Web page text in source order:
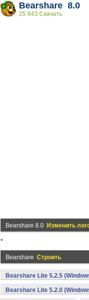
Bearshare 8.0
25 843 Скачать
Bearshare 8.0 Изменить
*
Bearshare Строить
Bearshare Lite 5.2.5
Bearshare Lite 5.2.0